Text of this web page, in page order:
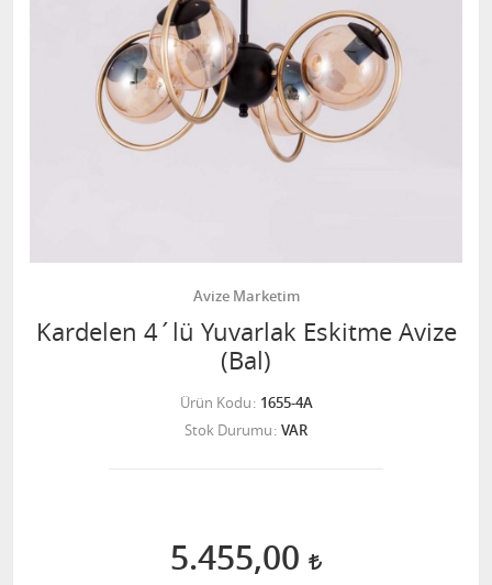
Avize Marketim
Kardelen 4´lü Yuvarlak Eskitme Avize
(Bal)
Ürün Kodu 1655-4A
Stok Durumu VAR
5.455,00